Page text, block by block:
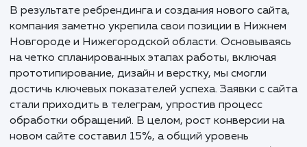
Создание нового сайта для не просто
новый вид бизнесу, но и стало символом
обновления и современности компании.
Продуманный дизайн, интеграция с
процессами и учет региональных
позволили укрепить позиции компании
рынке, сделав ее более привлекательной